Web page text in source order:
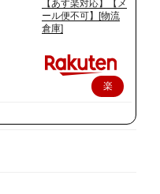
【あす楽対応】【メ
ール便不可】[物流
倉庫]
楽
で